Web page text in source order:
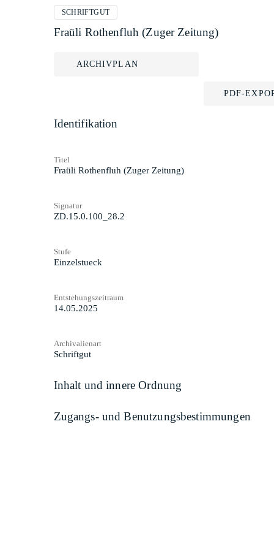
SCHRIFTGUT
Fraüli Rothenfluh (Zuger Zeitung)
ARCHIVPLAN
PDF-
Identifikation
Titel
Fraüli Rothenfluh (Zuger Zeitung)
Signatur
ZD.15.0.100_28.2
Stufe
Einzelstueck
Entstehungszeitraum
14.05.2025
Archivalienart
Schriftgut
Inhalt und innere Ordnung
Zugangs- und Benutzungsbestimmungen